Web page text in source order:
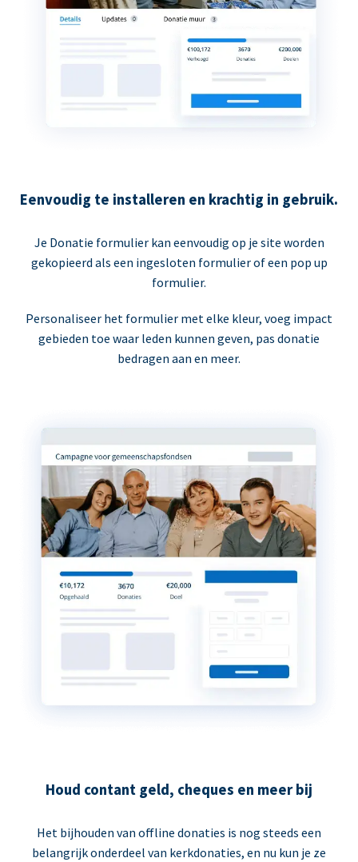
Eenvoudig te installeren en krachtig in gebruik.
Je Donatie formulier kan eenvoudig op je site worden
gekopieerd als een ingesloten formulier of een pop up
formulier.
Personaliseer het formulier met elke kleur, voeg impact
gebieden toe waar leden kunnen geven, pas donatie
bedragen aan en meer.
Houd contant geld, cheques en meer bij
Het bijhouden van offline donaties is nog steeds een
belangrijk onderdeel van kerkdonaties, en nu kun je ze